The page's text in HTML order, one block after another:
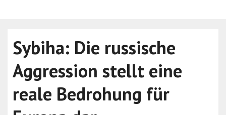
Sybiha: Die russische
Aggression stellt eine
reale Bedrohung für